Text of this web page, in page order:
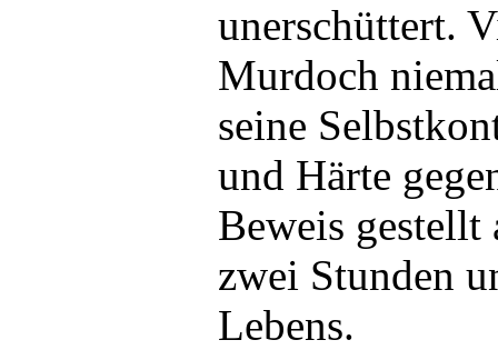
unerschüttert.
Murdoch
seine
und Härte
Beweis gestellt
zwei Stunden
Lebens.